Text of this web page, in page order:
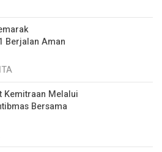
Berjalan Aman
Kemitraan Melalui
Bersama